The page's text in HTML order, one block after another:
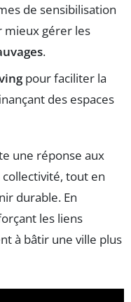
de sensibilisation
mieux gérer les
.
pour faciliter la
des espaces
une réponse aux
tout en
durable. En
les liens
à bâtir une ville plus